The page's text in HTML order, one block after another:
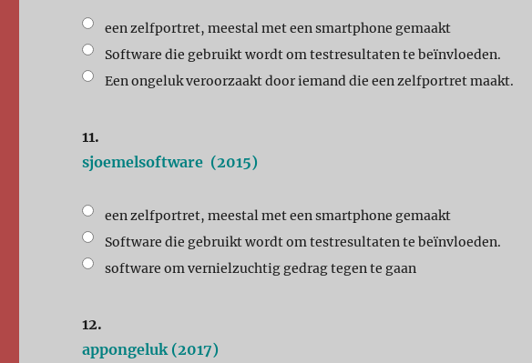
een zelfportret, meestal met een smartphone gemaakt
Software die gebruikt wordt om testresultaten te beïnvloeden.
Een ongeluk veroorzaakt door iemand die een zelfportret maakt.
11.
sjoemelsoftware (2015)
een zelfportret, meestal met een smartphone gemaakt
Software die gebruikt wordt om testresultaten te beïnvloeden.
software om vernielzuchtig gedrag tegen te gaan
12.
appongeluk (2017)